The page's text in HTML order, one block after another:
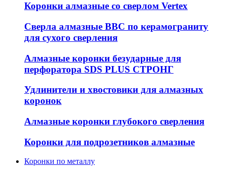
Коронки алмазные со сверлом Vertex
Сверла алмазные ВВС по керамограниту
для сухого сверления
Алмазные коронки безударные для
перфоратора SDS PLUS СТРОНГ
Удлинители и хвостовики для алмазных
коронок
Алмазные коронки глубокого сверления
Коронки для подрозетников алмазные
Коронки по металлу